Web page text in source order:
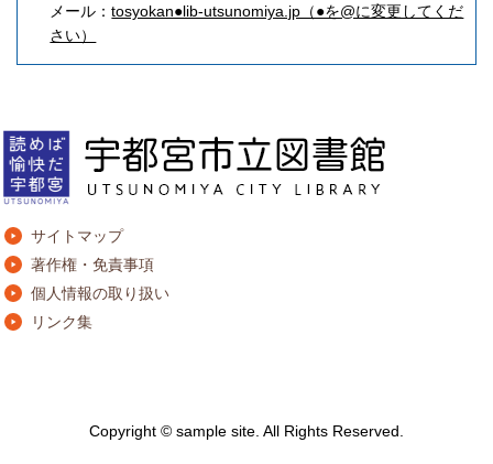
メール：tosyokan●lib-utsunomiya.jp（●を@に変更してくだ
さい）
サイトマップ
著作権・免責事項
個人情報の取り扱い
リンク集
Copyright © sample site. All Rights Reserved.